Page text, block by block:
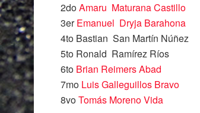
2doAmaru Maturana Castillo
3erEmanuel Dryja Barahona
4to Bastian San Martín Núñez
5to Ronald Ramírez Ríos
6to Brian Reimers Abad
7mo Luis Galleguillos Bravo
8voTomás Moreno Vida